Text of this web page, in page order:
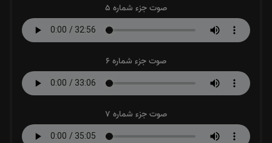
صوت جزء شماره 5
صوت جزء شماره 6
صوت جزء شماره 7